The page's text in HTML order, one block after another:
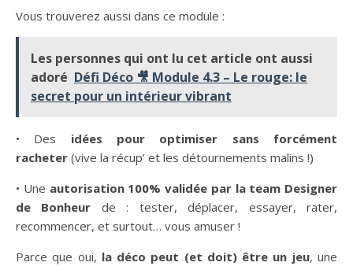
Vous trouverez aussi dans ce module :
Les personnes qui ont lu cet article ont aussi
adoré Défi Déco 🎥 Module 4.3 – Le rouge: le
secret pour un intérieur vibrant
• Des idées pour optimiser sans forcément
racheter (vive la récup’ et les détournements malins !)
• Une autorisation 100% validée par la team Designer
de Bonheur de : tester, déplacer, essayer, rater,
recommencer, et surtout… vous amuser !
Parce que oui, la déco peut (et doit) être un jeu, une